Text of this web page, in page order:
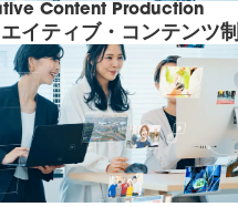
Content Production
イティブ・コンテンツ